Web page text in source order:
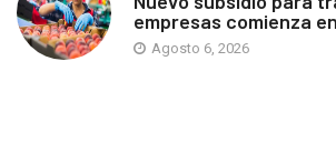
empresas comienza
Agosto 6, 2026